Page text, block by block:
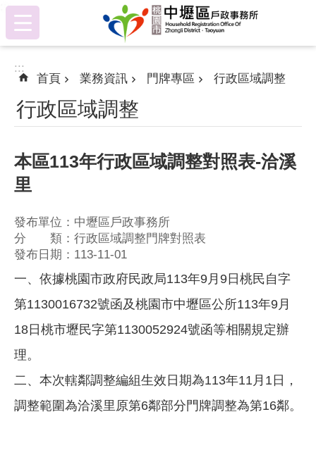
跳到主要內容區塊
:::
:::
首頁 業務資訊 門牌專區 行政區域調整
行政區域調整
本區113年行政區域調整對照表-洽溪
里
發布單位：中壢區戶政事務所
分 類：行政區域調整門牌對照表
發布日期：113-11-01
一、依據桃園市政府民政局113年9月9日桃民自字
第1130016732號函及桃園市中壢區公所113年9月
18日桃市壢民字第1130052924號函等相關規定辦
理。
二、 本次轄鄰調整編組生效日期為113年11月1日，
調整範圍為洽溪里原第6鄰部分門牌調整為第16鄰。